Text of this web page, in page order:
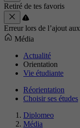
Retiré de tes favoris
Erreur lors de l’ajout
Média
Actualité
Orientation
Vie étudiante
Réorientation
Choisir ses études
Diplomeo
Média